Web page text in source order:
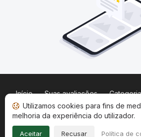
Início Suas avaliações
Dados e cookies
Política
Informações legais
Copyright © 2026
Utilizamos cookies para fins de
melhoria da experiência do utilizador.
Aceitar Recusar Política de